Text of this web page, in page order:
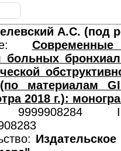
А.С. (под
больных
материалам
2018 г.):